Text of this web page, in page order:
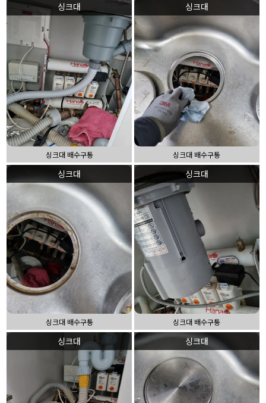
싱크대
싱크대 배수구통
싱크대
싱크대 배수구통
싱크대
싱크대 배수구통
싱크대
싱크대 배수구통
싱크대 싱크대